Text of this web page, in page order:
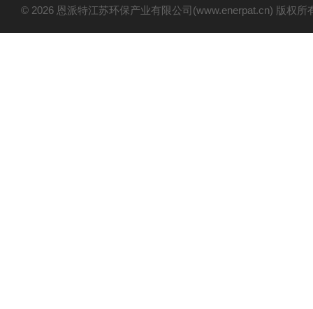
© 2026 恩派特江苏环保产业有限公司(www.enerpat.cn) 版权